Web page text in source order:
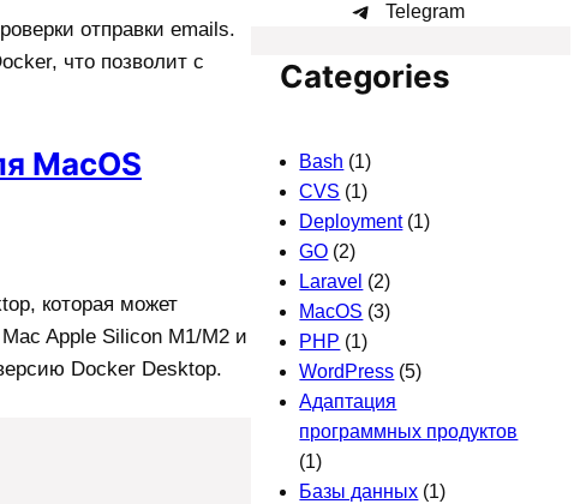
отправки emails.
что позволит с
MacOS
которая может
Apple Silicon M1/M2 и
Docker Desktop.
Telegram
Categories
Bash (1)
CVS (1)
Deployment(1)
GO (2)
Laravel (2)
MacOS (3)
PHP (1)
WordPress (5)
Адаптация
программных продуктов
(1)
Базы данных (1)